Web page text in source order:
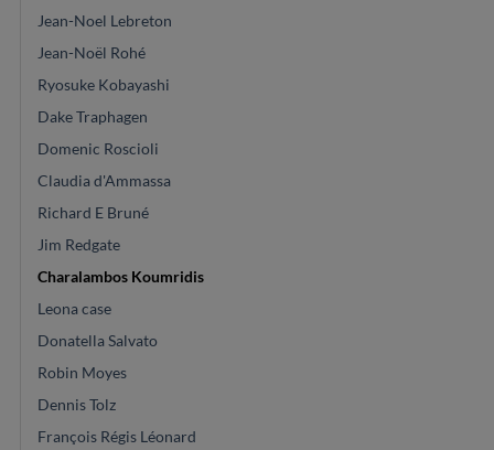
Jean-Noel Lebreton
Jean-Noël Rohé
Ryosuke Kobayashi
Dake Traphagen
Domenic Roscioli
Claudia d'Ammassa
Richard E Bruné
Jim Redgate
Charalambos Koumridis
Leona case
Donatella Salvato
Robin Moyes
Dennis Tolz
François Régis Léonard